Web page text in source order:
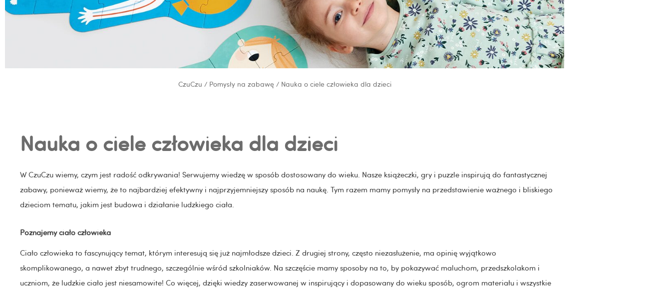
CzuCzu / Pomysły na zabawę / Nauka o ciele człowieka dla dzieci
Nauka o ciele człowieka dla dzieci
W CzuCzu wiemy, czym jest radość odkrywania! Serwujemy wiedzę w sposób dostosowany do wieku. Nasze książeczki, gry i puzzle inspirują do fantastycznej
zabawy, ponieważ wiemy, że to najbardziej efektywny i najprzyjemniejszy sposób na naukę. Tym razem mamy pomysły na przedstawienie ważnego i bliskiego
dzieciom tematu, jakim jest budowa i działanie ludzkiego ciała.
Poznajemy ciało człowieka
Ciało człowieka to fascynujący temat, którym interesują się już najmłodsze dzieci. Z drugiej strony, często niezasłużenie, ma opinię wyjątkowo
skomplikowanego, a nawet zbyt trudnego, szczególnie wśród szkolniaków. Na szczęście mamy sposoby na to, by pokazywać maluchom, przedszkolakom i
uczniom, że ludzkie ciało jest niesamowite! Co więcej, dzięki wiedzy zaserwowanej w inspirujący i dopasowany do wieku sposób, ogrom materiału i wszystkie